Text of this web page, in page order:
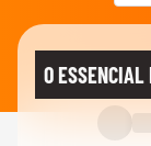
O ESSENCIAL